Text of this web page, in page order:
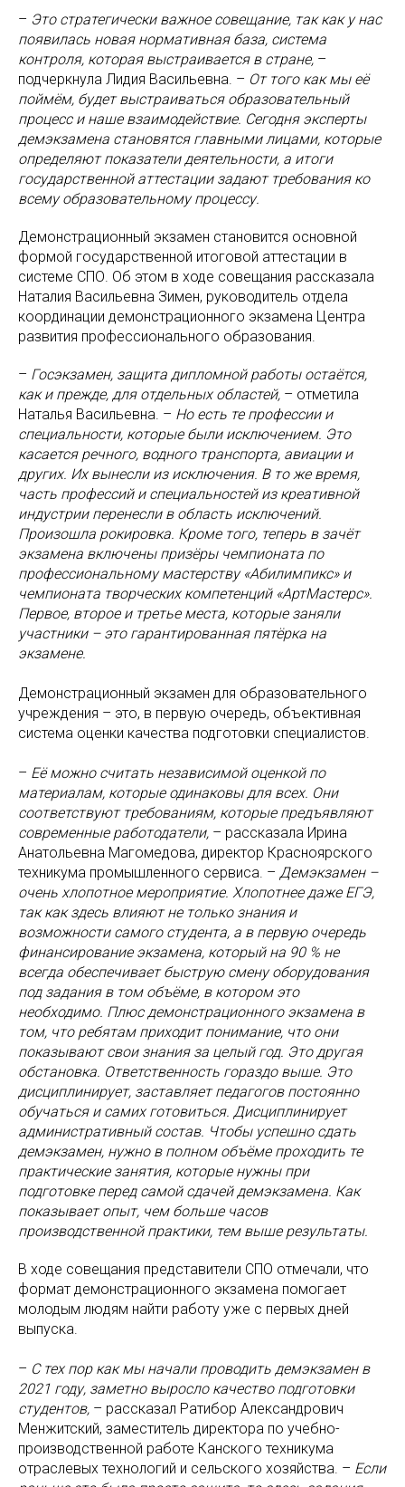
– Это стратегически важное совещание, так как у нас
появилась новая нормативная база, система
контроля, которая выстраивается в стране, –
подчеркнула Лидия Васильевна. – От того как мы её
поймём, будет выстраиваться образовательный
процесс и наше взаимодействие. Сегодня эксперты
демэкзамена становятся главными лицами, которые
определяют показатели деятельности, а итоги
государственной аттестации задают требования ко
всему образовательному процессу.
Демонстрационный экзамен становится основной
формой государственной итоговой аттестации в
системе СПО. Об этом в ходе совещания рассказала
Наталия Васильевна Зимен, руководитель отдела
координации демонстрационного экзамена Центра
развития профессионального образования.
– Госэкзамен, защита дипломной работы остаётся,
как и прежде, для отдельных областей, – отметила
Наталья Васильевна. – Но есть те профессии и
специальности, которые были исключением. Это
касается речного, водного транспорта, авиации и
других. Их вынесли из исключения. В то же время,
часть профессий и специальностей из креативной
индустрии перенесли в область исключений.
Произошла рокировка. Кроме того, теперь в зачёт
экзамена включены призёры чемпионата по
профессиональному мастерству «Абилимпикс» и
чемпионата творческих компетенций «АртМастерс».
Первое, второе и третье места, которые заняли
участники – это гарантированная пятёрка на
экзамене.
Демонстрационный экзамен для образовательного
учреждения – это, в первую очередь, объективная
система оценки качества подготовки специалистов.
– Её можно считать независимой оценкой по
материалам, которые одинаковы для всех. Они
соответствуют требованиям, которые предъявляют
современные работодатели, – рассказала Ирина
Анатольевна Магомедова, директор Красноярского
техникума промышленного сервиса. – Демэкзамен –
очень хлопотное мероприятие. Хлопотнее даже ЕГЭ,
так как здесь влияют не только знания и
возможности самого студента, а в первую очередь
финансирование экзамена, который на 90 % не
всегда обеспечивает быструю смену оборудования
под задания в том объёме, в котором это
необходимо. Плюс демонстрационного экзамена в
том, что ребятам приходит понимание, что они
показывают свои знания за целый год. Это другая
обстановка. Ответственность гораздо выше. Это
дисциплинирует, заставляет педагогов постоянно
обучаться и самих готовиться. Дисциплинирует
административный состав. Чтобы успешно сдать
демэкзамен, нужно в полном объёме проходить те
практические занятия, которые нужны при
подготовке перед самой сдачей демэкзамена. Как
показывает опыт, чем больше часов
производственной практики, тем выше результаты.
В ходе совещания представители СПО отмечали, что
формат демонстрационного экзамена помогает
молодым людям найти работу уже с первых дней
выпуска.
– С тех пор как мы начали проводить демэкзамен в
2021 году, заметно выросло качество подготовки
студентов, – рассказал Ратибор Александрович
Менжитский, заместитель директора по учебно-
производственной работе Канского техникума
отраслевых технологий и сельского хозяйства. – Если